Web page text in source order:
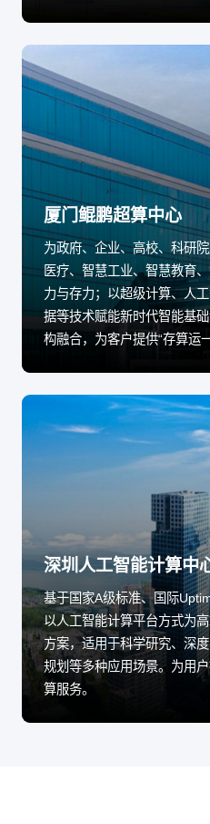
厦门鲲鹏超算中心
为政府、企业、高校、科研
医疗、智慧工业、智慧教育
力与存力；以超级计算、人
据等技术赋能新时代智能基
构融合，为客户提供“存算运
深圳人工智能计算中
基于国家A级标准、国际
以人工智能计算平台方式为
方案，适用于科学研究、深
规划等多种应用场景。为用
算服务。